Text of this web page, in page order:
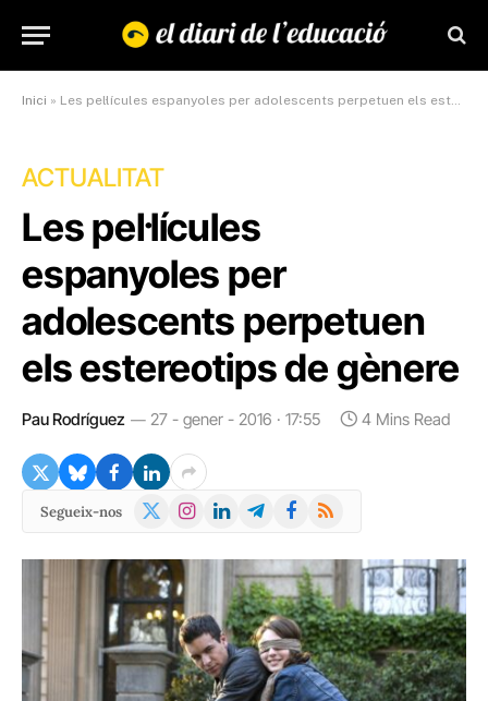
Inici » Les pel·lícules espanyoles per adolescents perpetuen els estereotips de gènere
ACTUALITAT
Les pel·lícules
espanyoles per
adolescents perpetuen
els estereotips de gènere
Pau Rodríguez 27 - gener - 2016 · 17:55 4 Mins Read
Segueix-nos
X
Instagram
LinkedInTelegramFacebook
RSS